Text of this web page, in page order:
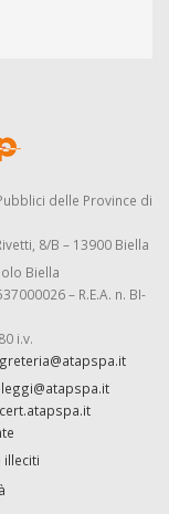
delle Province di
8/B – 13900 Biella
Biella
– R.E.A. n. BI-
i.v.
illeciti